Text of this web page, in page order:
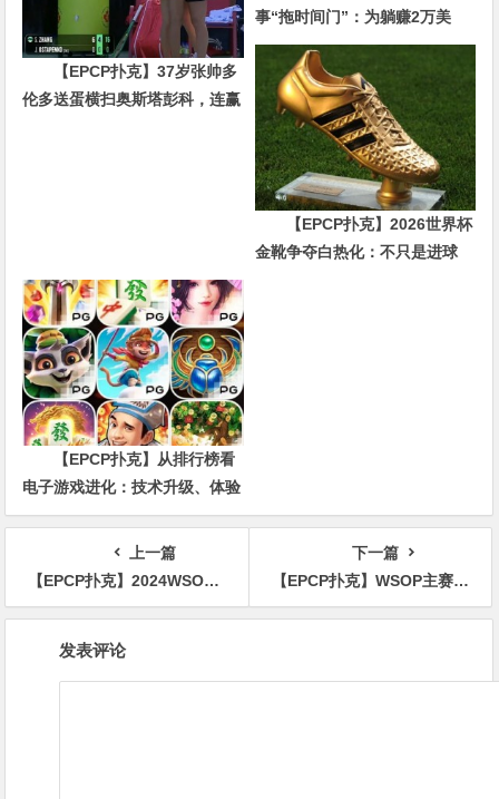
【EPCP扑克】37岁张帅多
伦多送蛋横扫奥斯塔彭科，连赢
事“拖时间门”：为躺赚2万美
金，他磨了整整17分钟
【EPCP扑克】2026世界杯
金靴争夺白热化：不只是进球
【EPCP扑克】从排行榜看
电子游戏进化：技术升级、体验
创新与未来趋势
上一篇
【EPCP扑克】2024WSOP圆满落幕，美籍日裔Jonathan Tamayo主赛夺冠，收获千万奖金
下一篇
【EPCP扑克】WSOP主赛亚军：如果当时知道冠军在使用模拟器，应该会告知工作人员
发表评论